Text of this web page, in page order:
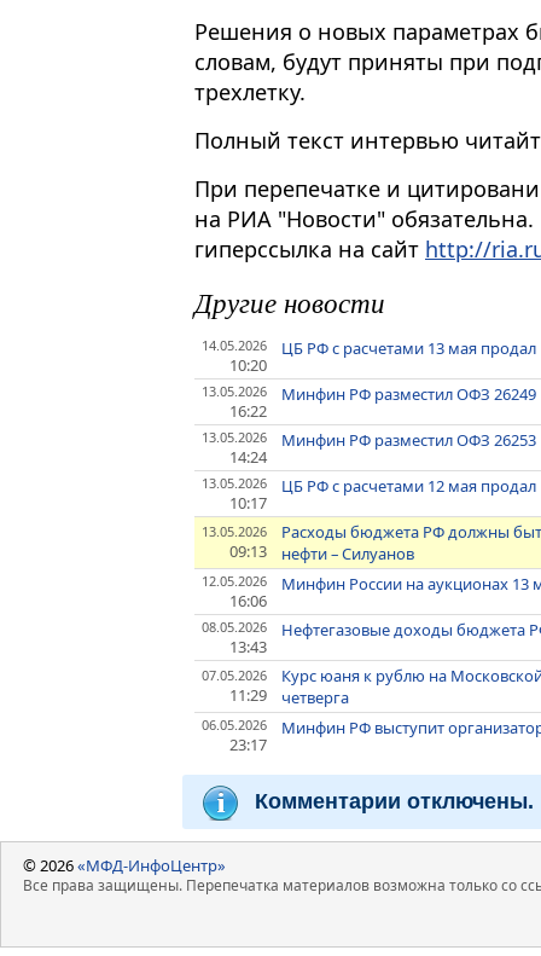
Решения о новых параметрах
словам, будут приняты при
трехлетку.
Полный текст интервью
При перепечатке и
на РИА "Новости"
гиперссылка на сайт http://
Другие новости
14.05.2026
10:20
ЦБ РФ с расчетами 13 мая
13.05.2026
16:22
Минфин РФ разместил ОФЗ 26249
13.05.2026
14:24
Минфин РФ разместил ОФЗ 26253
13.05.2026
10:17
ЦБ РФ с расчетами 12 мая
13.05.2026
09:13
Расходы бюджета РФ должны
нефти – Силуанов
12.05.2026
16:06
Минфин России на аукционах 13
08.05.2026
13:43
Нефтегазовые доходы бюджета
07.05.2026
11:29
Курс юаня к рублю на
четверга
06.05.2026
23:17
Минфин РФ выступит
Комментарии отключены.
© 2026«МФД-ИнфоЦентр»
Все права защищены. Перепечатка материалов возможна только со